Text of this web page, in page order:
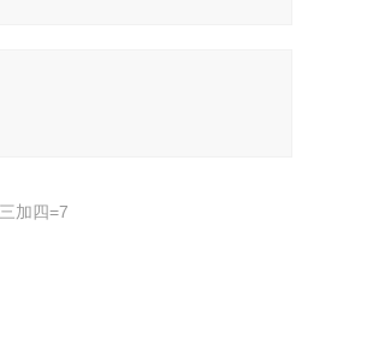
加四=7